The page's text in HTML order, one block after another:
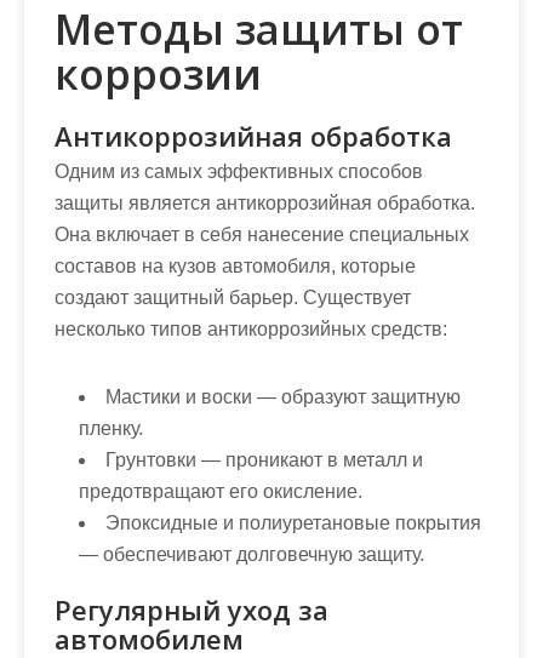
Методы защиты от
коррозии
Антикоррозийная обработка
Одним из самых эффективных способов
защиты является антикоррозийная обработка.
Она включает в себя нанесение специальных
составов на кузов автомобиля, которые
создают защитный барьер. Существует
несколько типов антикоррозийных средств:
Мастики и воски — образуют защитную
пленку.
Грунтовки — проникают в металл и
предотвращают его окисление.
Эпоксидные и полиуретановые покрытия
— обеспечивают долговечную защиту.
Регулярный уход за
автомобилем